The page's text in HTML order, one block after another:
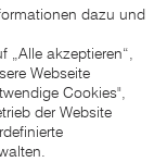
in den letzten 30
verlangte Preis
Website sind die